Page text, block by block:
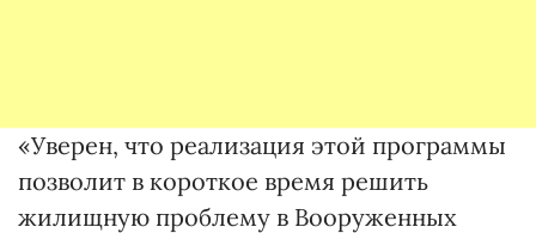
«Уверен, что реализация этой программы
позволит в короткое время решить
жилищную проблему в Вооруженных